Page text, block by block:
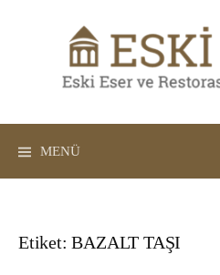
MENÜ
Etiket:BAZALT TAŞI